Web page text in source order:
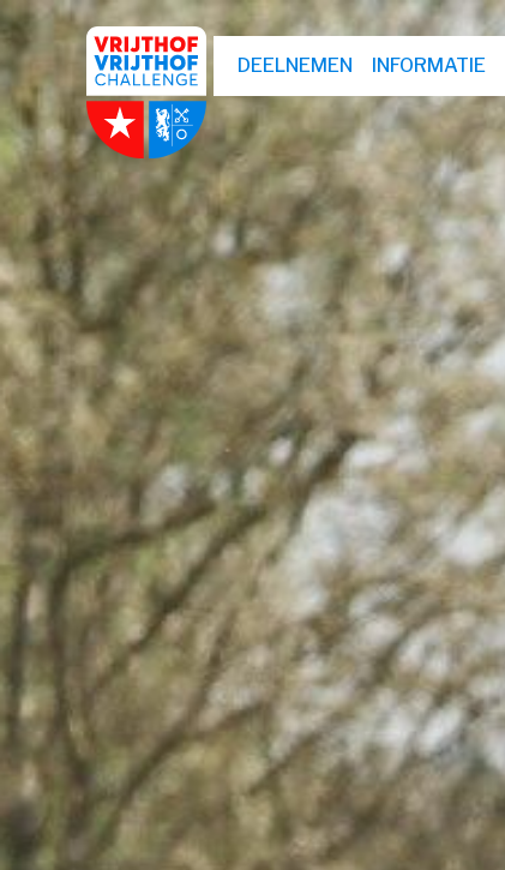
DEELNEMEN INFORMATIE